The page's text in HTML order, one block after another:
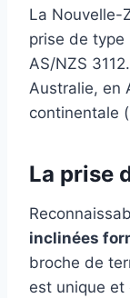
La Nouvelle-
prise de type
AS/NZS
Australie, en
continentale
La prise
inclinées
broche de
est unique et